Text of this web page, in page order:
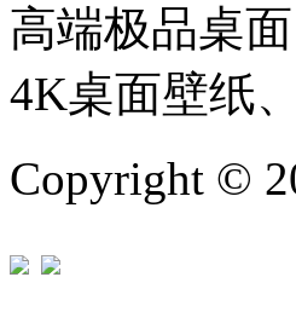
高端极品桌
4K桌面壁纸
Copyright ©